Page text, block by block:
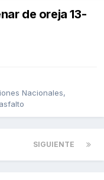
de oreja 13-
Nacionales,
SIGUIENTE